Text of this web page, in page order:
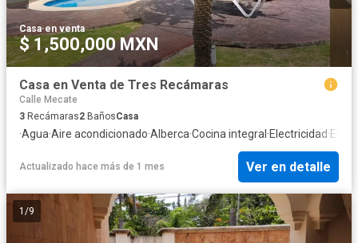
Casa·en venta
$ 1,500,000 MXN
Casa en Venta de Tres Recámaras
Calle Mecate
3 Recámaras2 BañosCasa
·Agua·Aire acondicionado·Alberca·Cocina integral ·Electricidad·
Actualizado hace más de 1 mes Ver en detalle
1 /9